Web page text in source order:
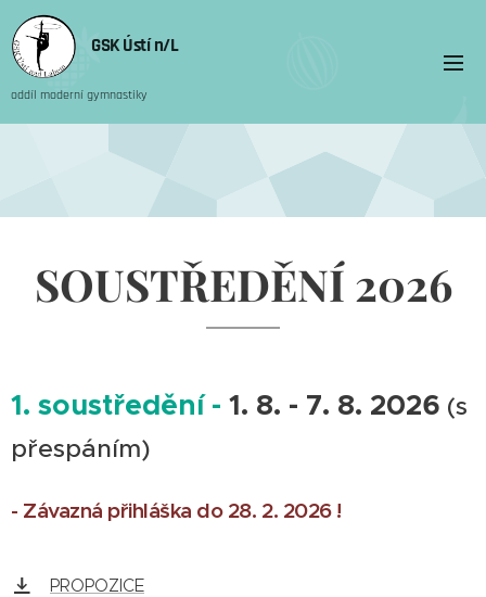
GSK Ústí n/L
oddíl moderní gymnastiky
SOUSTŘEDĚNÍ 2026
1. soustředění - 1. 8. - 7. 8. 2026 (s
přespáním)
- Závazná přihláška do 28. 2. 2026 !
PROPOZICE